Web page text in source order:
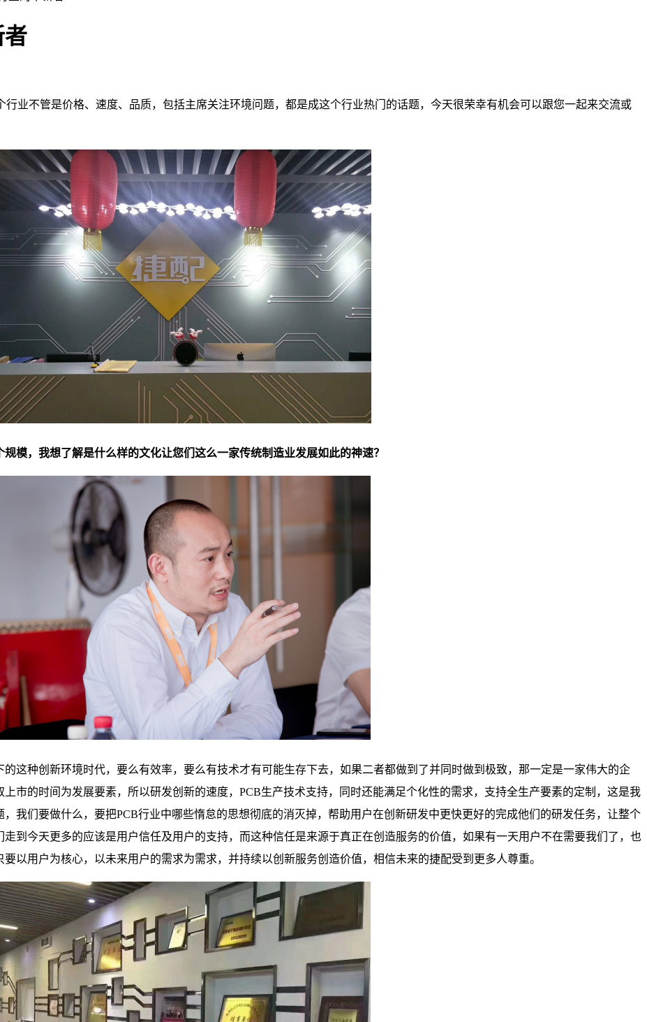
业不管是价格、速度、 品质，包括主席关注环境问题，都是成这个行业热门的话题，今天很荣幸有机会可以跟您一起来交流或
模，我想了解是什么样的文化让您们这么一家传统制造业发展如此的神速？
种创新环境时代，要么有效率，要么有技术才有可能生存下去，如果二者都做到了并同时做到极致，那一定是一家伟大的企
市的时间为发展要素，所以研发创新的速度，PCB生产技术支持，同时还能满足个化性的需求，支持全生产要素的定制，这是我
我们要做什么，要把PCB行业中哪些惰怠的思想彻底的消灭掉，帮助用户在创新研发中更快更好的完成他们的研发任务，让整个
到今天更多的应该是用户信任及用户的支持，而这种信任是来源于真正在创造服务的价值，如果有一天用户不在需要我们了，也
以用户为核心，以未来用户的需求为需求，并持续以创新服务创造价值，相信未来的捷配受到更多人尊重。